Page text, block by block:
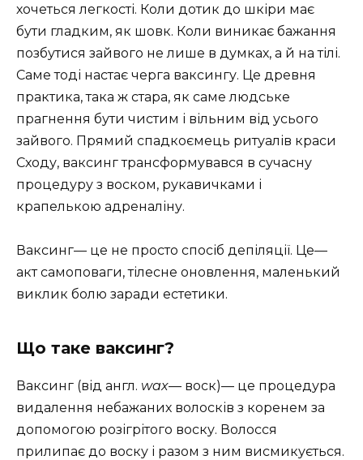
хочеться легкості. Коли дотик до шкіри має
бути гладким, як шовк. Коли виникає бажання
позбутися зайвого не лише в думках, а й на тілі.
Саме тоді настає черга ваксингу. Це древня
практика, така ж стара, як саме людське
прагнення бути чистим і вільним від усього
зайвого. Прямий спадкоємець ритуалів краси
Сходу, ваксинг трансформувався в сучасну
процедуру з воском, рукавичками і
крапелькою адреналіну.
Ваксинг— це не просто спосіб депіляції. Це—
акт самоповаги, тілесне оновлення, маленький
виклик болю заради естетики.
Що таке ваксинг?
Ваксинг (від англ. wax— воск)— це процедура
видалення небажаних волосків з коренем за
допомогою розігрітого воску. Волосся
прилипає до воску і разом з ним висмикується.